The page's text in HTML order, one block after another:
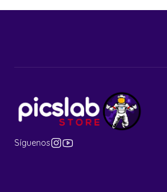
Síguenos